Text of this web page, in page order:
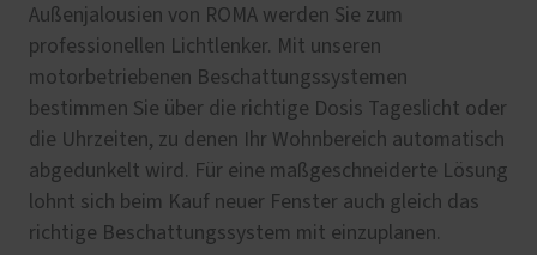
Außenjalousien von ROMA werden Sie zum
professionellen Lichtlenker. Mit unseren
motorbetriebenen Beschattungssystemen
bestimmen Sie über die richtige Dosis Tageslicht oder
die Uhrzeiten, zu denen Ihr Wohnbereich automatisch
abgedunkelt wird. Für eine maßgeschneiderte Lösung
lohnt sich beim Kauf neuer Fenster auch gleich das
richtige Beschattungssystem mit einzuplanen.